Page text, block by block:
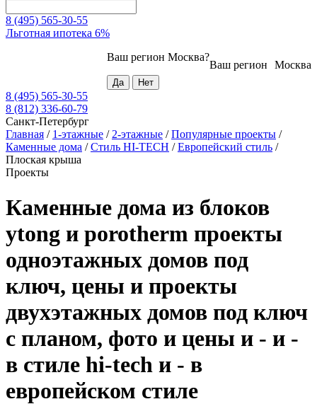
8 (495) 565-30-55
Льготная ипотека 6%
Москва
Ваш регион
Ваш регион Москва?
8 (495) 565-30-55
8 (812) 336-60-79
Санкт-Петербург
Главная / 1-этажные / 2-этажные /Популярные проекты /
Каменные дома /Стиль HI-TECH /Европейский стиль /
Плоская крыша
Проекты
Каменные дома из блоков
ytong и porotherm проекты
одноэтажных домов под
ключ, цены и проекты
двухэтажных домов под ключ
с планом, фото и цены и - и -
в стиле hi-tech и - в
европейском стиле